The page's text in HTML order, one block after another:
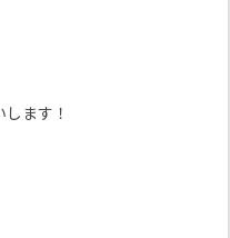
ます！